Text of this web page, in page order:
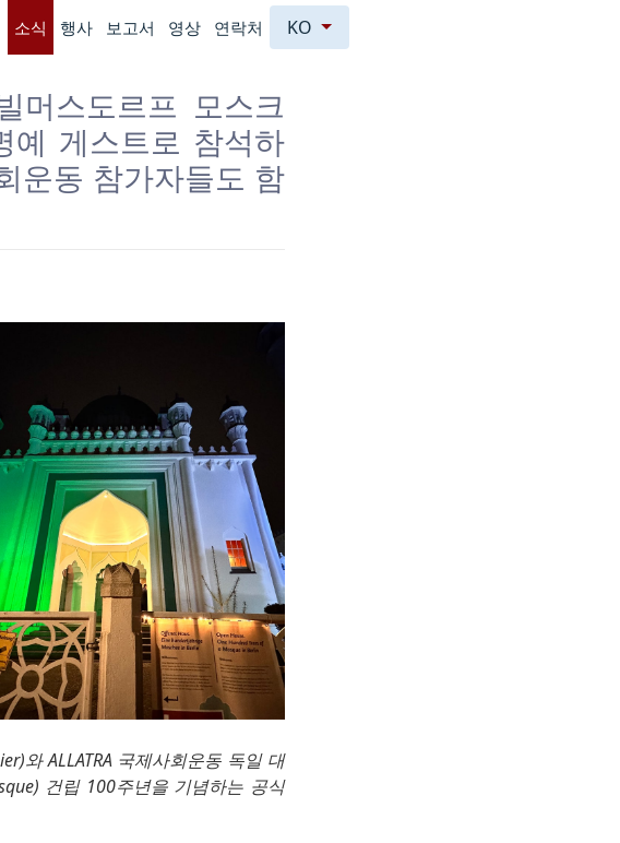
소식 행사 보고서 영상 연락처 KO
머스도르프 모스크
예 게스트로 참석하
운동 참가자들도 함
와 ALLATRA 국제사회운동 독일 대
건립 100주년을 기념하는 공식